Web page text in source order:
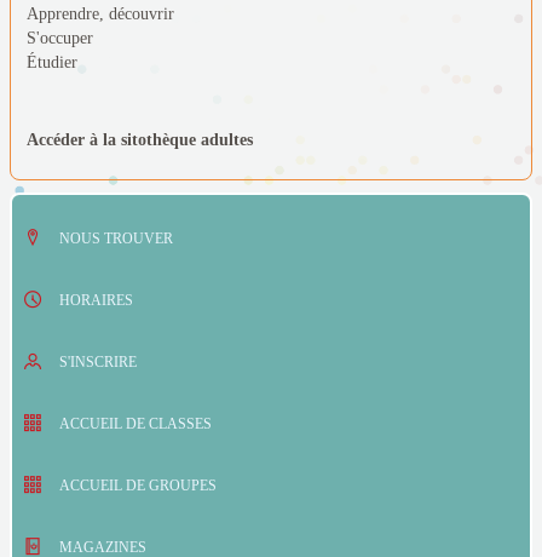
Apprendre, découvrir
S'occuper
Étudier
Accéder à la sitothèque adultes
NOUS TROUVER
HORAIRES
S'INSCRIRE
ACCUEIL DE CLASSES
ACCUEIL DE GROUPES
MAGAZINES